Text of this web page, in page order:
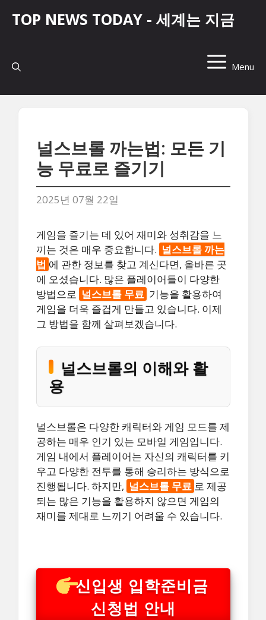
뛰
TOP NEWS TODAY - 세계는 지금
Menu
널스브롤 까는법: 모든 기
능 무료로 즐기기
2025년 07월 22일
게임을 즐기는 데 있어 재미와 성취감을 느
끼는 것은 매우 중요합니다. 널스브롤 까는
법 에 관한 정보를 찾고 계신다면, 올바른 곳
에 오셨습니다. 많은 플레이어들이 다양한
방법으로 널스브롤 무료 기능을 활용하여
게임을 더욱 즐겁게 만들고 있습니다. 이제
그 방법을 함께 살펴보겠습니다.
널스브롤의 이해와 활
용
널스브롤은 다양한 캐릭터와 게임 모드를 제
공하는 매우 인기 있는 모바일 게임입니다.
게임 내에서 플레이어는 자신의 캐릭터를 키
우고 다양한 전투를 통해 승리하는 방식으로
진행됩니다. 하지만, 널스브롤 무료 로 제공
되는 많은 기능을 활용하지 않으면 게임의
재미를 제대로 느끼기 어려울 수 있습니다.
신입생 입학준비금
신청법 안내